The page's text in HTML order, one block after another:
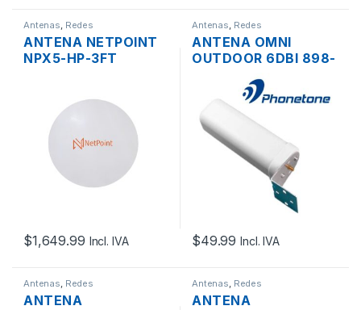
Antenas Redes
ANTENA NETPOINT
NPX5-HP-3FT
BLINDADA 34DBI 4.9-
6.4GHZ PTP
$1,649.99 Incl. IVA
Antenas Redes
ANTENA OMNI
OUTDOOR 6DBI 898-
2700MHZ
CONECTOR SMA
HEMBRA
$49.99 Incl. IVA
Antenas Redes
ANTENA
Antenas Redes
ANTENA